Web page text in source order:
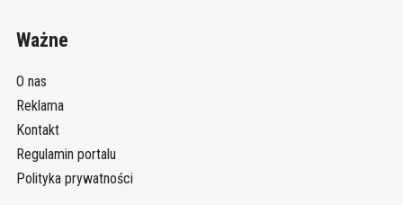
Ważne
O nas
Reklama
Kontakt
Regulamin portalu
Polityka prywatności